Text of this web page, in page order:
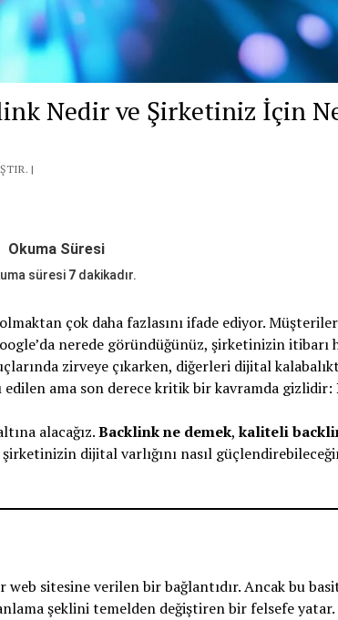
Nedir ve Şirketiniz İçin
|
Okuma Süresi
süresi 7dakikadır.
çok daha fazlasını ifade ediyor.
nerede göründüğünüz, şirketinizin itibarı
zirveye çıkarken, diğerleri dijital
ama son derece kritik bir kavramda gizlidir:
alacağız.Backlink ne demek,kaliteli
dijital varlığını nasıl
web sitesine verilen bir bağlantıdır. Ancak bu
şeklini temelden değiştiren bir felsefe yatar.